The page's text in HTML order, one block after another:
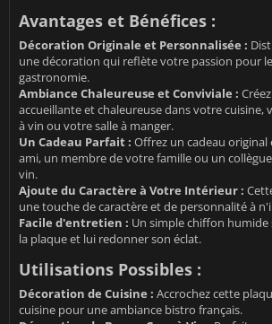
Avantages et Bénéfices :
Décoration Originale et Personnalisée :
une décoration qui reflète votre passion pour
gastronomie.
Ambiance Chaleureuse et Conviviale :
accueillante et chaleureuse dans votre cuisine,
à vin ou votre salle à manger.
Un Cadeau Parfait : Offrez un cadeau
ami, un membre de votre famille ou un
vin.
Ajoute du Caractère à Votre Intérieur :
une touche de caractère et de personnalité à
Facile d'entretien : Un simple chiffon
la plaque et lui redonner son éclat.
Utilisations Possibles :
Décoration de Cuisine : Accrochez cette
cuisine pour une ambiance bistro français.